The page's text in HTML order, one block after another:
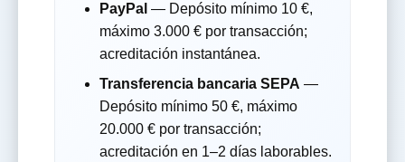
PayPal — Depósito mínimo 10 €,
máximo 3.000 € por transacción;
acreditación instantánea.
Transferencia bancaria SEPA —
Depósito mínimo 50 €, máximo
20.000 € por transacción;
acreditación en 1–2 días laborables.